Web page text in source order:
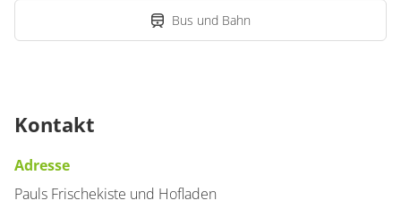
Bus und Bahn
Kontakt
Adresse
Pauls Frischekiste und Hofladen